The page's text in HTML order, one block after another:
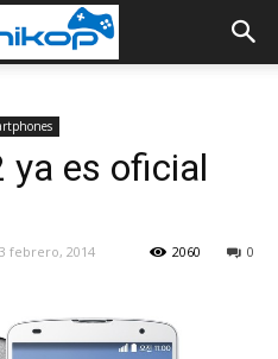
ya es oficial
febrero, 2014 0
2060